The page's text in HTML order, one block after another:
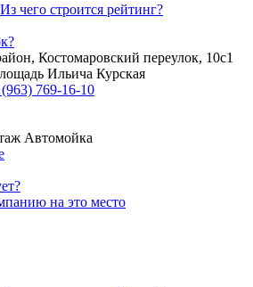
Из чего строится рейтинг?
Костомаровский переулок, 10с1
Ильича Курская
769-16-10
Автомойка
на это место